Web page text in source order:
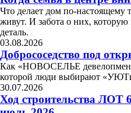
Что делает дом по-
живут. И забота о них,
деталь.
03.08.2026
Добрососедство под
Как «НОВОСЕЛЬЕ
которой люди выбирают
30.07.2026
Ход строительства